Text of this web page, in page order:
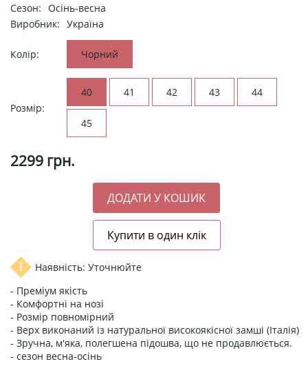
Сезон: Осінь-весна
Виробник: Україна
Колір: Чорний
Розмір:
40 41 42 43 44
45
2299 грн.
Наявність: Уточнюйте
- Преміум якість
- Комфортні на нозі
- Розмір повномірний
- Верх виконаний із натуральної високоякісної замші (Італія)
- Зручна, м'яка, полегшена підошва, що не продавлюється.
- сезон весна-осінь